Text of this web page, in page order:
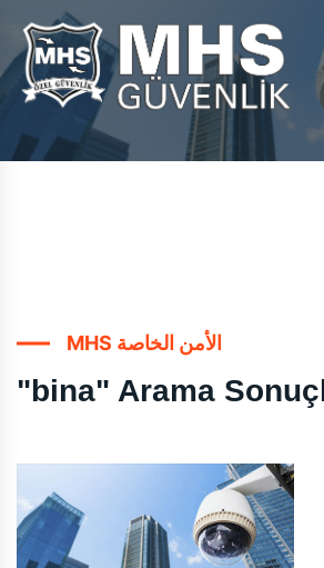
MHS الأمن الخاصة
"bina" Arama